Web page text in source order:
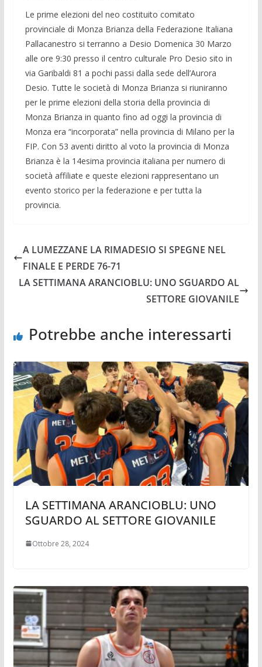
Le prime elezioni del neo costituito comitato
provinciale di Monza Brianza della Federazione Italiana
Pallacanestro si terranno a Desio Domenica 30 Marzo
alle ore 9:30 presso il centro culturale Pro Desio sito in
via Garibaldi 81 a pochi passi dalla sede dell’Aurora
Desio. Tutte le società di Monza Brianza si riuniranno
per le prime elezioni della storia della provincia di
Monza Brianza in quanto fino ad oggi la provincia di
Monza era “incorporata” nella provincia di Milano per la
FIP. Con 53 aventi diritto al voto la provincia di Monza
Brianza è la 14esima provincia italiana per numero di
società affiliate e queste elezioni rappresentano un
evento storico per la federazione e per tutta la
provincia.
A LUMEZZANE LA RIMADESIO SI SPEGNE NEL
FINALE E PERDE 76-71
LA SETTIMANA ARANCIOBLU: UNO SGUARDO AL
SETTORE GIOVANILE
Potrebbe anche interessarti
LA SETTIMANA ARANCIOBLU: UNO
SGUARDO AL SETTORE GIOVANILE
Ottobre 28, 2024